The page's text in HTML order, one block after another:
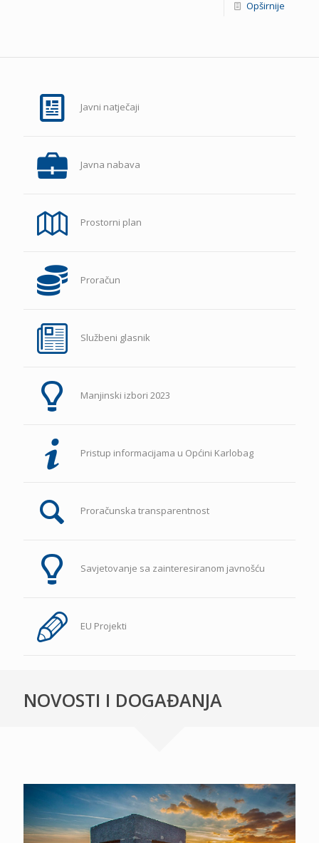
Opširnije
Javni natječaji
Javna nabava
Prostorni plan
Proračun
Službeni glasnik
Manjinski izbori 2023
Pristup informacijama u Općini Karlobag
Proračunska transparentnost
Savjetovanje sa zainteresiranom javnošću
EU Projekti
NOVOSTI I DOGAĐANJA